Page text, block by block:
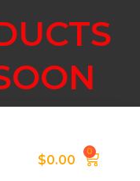
$0.00
0 Cart